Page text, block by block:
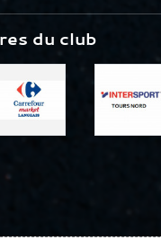
du club